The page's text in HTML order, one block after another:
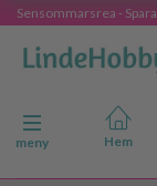
Sensommarsrea -
Ändra navigering
meny